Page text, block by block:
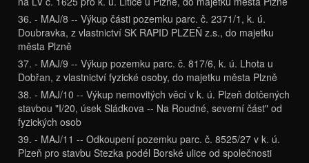
36. - MAJ/8 -- Výkup části pozemku parc. č. 2371/1, k. ú.
Doubravka, z vlastnictví SK RAPID PLZEŇ z.s., do majetku
města Plzně
37. - MAJ/9 -- Výkup pozemku parc. č. 817/6, k. ú. Lhota u
Dobřan, z vlastnictví fyzické osoby, do majetku města Plzně
38. - MAJ/10 -- Výkup nemovitých věcí v k. ú. Plzeň dotčených
stavbou "I/20, úsek Sládkova -- Na Roudné, severní část" od
fyzických osob
39. - MAJ/11 -- Odkoupení pozemku parc. č. 8525/27 v k. ú.
Plzeň pro stavbu Stezka podél Borské ulice od společnosti